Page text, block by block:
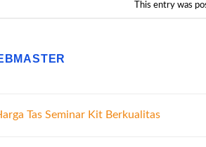
This entry was
Tas Seminar Kit Berkualitas